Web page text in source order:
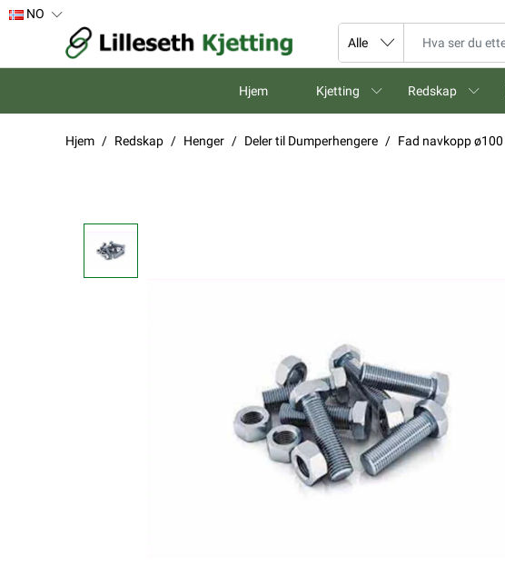
NO
Hjem Kjetting Redskap
Hjem Redskap Henger Deler til Dumperhengere Fad navkopp ø100